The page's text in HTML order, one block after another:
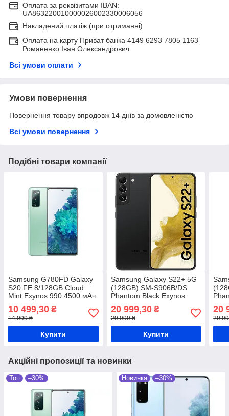
Оплата за реквізитами IBAN:
UA863220010000026002330006056
Накладений платіж (при отриманні)
Оплата на карту Приват банка 4149 6293 7805 1163
Романенко Іван Олександрович
Всі умови оплати
Умови повернення
Повернення товару впродовж 14 днів за домовленістю
Всі умови повернення
Подібні товари компанії
Samsung G780FD Galaxy
S20 FE 8/128GB Cloud
Mint Exynos 990 4500 мАч
10 499,30 ₴
14 999 ₴
Купити
Samsung Galaxy S22+ 5G
(128GB) SM-S906B/DS
Phantom Black Exynos
2200 4500 мАг
20 999,30₴
29 999 ₴
Купити
20
29
Акційні пропозиції та новинки
Топ –30% Новинка –30%